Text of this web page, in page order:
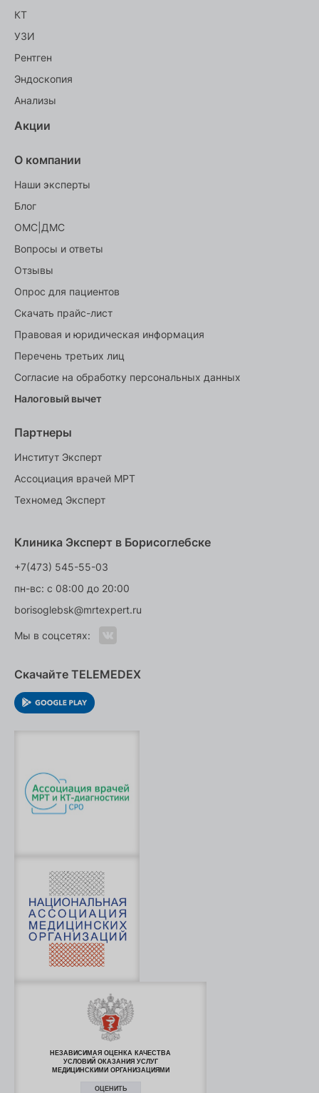
КТ
УЗИ
Рентген
Эндоскопия
Анализы
Акции
О компании
Наши эксперты
Блог
ОМС|ДМС
Вопросы и ответы
Отзывы
Опрос для пациентов
Скачать прайс-лист
Правовая и юридическая информация
Перечень третьих лиц
Согласие на обработку персональных данных
Налоговый вычет
Партнеры
Институт Эксперт
Ассоциация врачей МРТ
Техномед Эксперт
Клиника Эксперт в Борисоглебске
+7(473) 545-55-03
пн-вс: с 08:00 до 20:00
borisoglebsk@mrtexpert.ru
Мы в соцсетях:
Скачайте TELEMEDEX
НЕЗАВИСИМАЯ ОЦЕНКА КАЧЕСТВА
УСЛОВИЙ ОКАЗАНИЯ УСЛУГ
МЕДИЦИНСКИМИ ОРГАНИЗАЦИЯМИ
ОЦЕНИТЬ